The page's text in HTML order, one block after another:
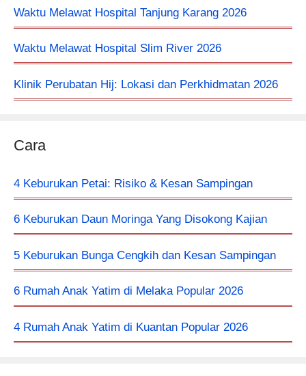
Waktu Melawat Hospital Tanjung Karang 2026
Waktu Melawat Hospital Slim River 2026
Klinik Perubatan Hij: Lokasi dan Perkhidmatan 2026
Cara
4 Keburukan Petai: Risiko & Kesan Sampingan
6 Keburukan Daun Moringa Yang Disokong Kajian
5 Keburukan Bunga Cengkih dan Kesan Sampingan
6 Rumah Anak Yatim di Melaka Popular 2026
4 Rumah Anak Yatim di Kuantan Popular 2026